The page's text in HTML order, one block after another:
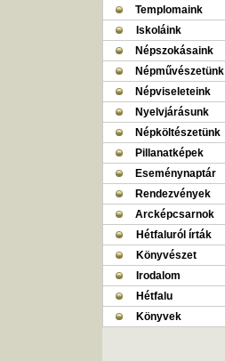
Templomaink
Iskoláink
Népszokásaink
Népművészetünk
Népviseleteink
Nyelvjárásunk
Népköltészetünk
Pillanatképek
Eseménynaptár
Rendezvények
Arcképcsarnok
Hétfaluról írták
Könyvészet
Irodalom
Hétfalu
Könyvek